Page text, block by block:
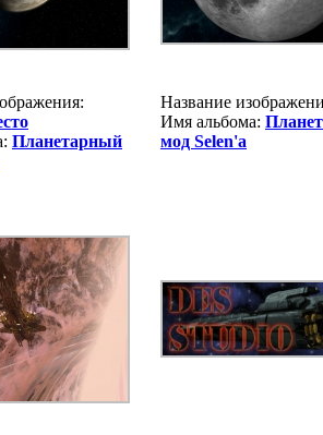
Планетарный
Название
Имя альбома:
мод Selen'a